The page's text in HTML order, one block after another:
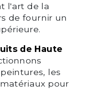
l'art de la
de fournir un
de Haute
les
pour